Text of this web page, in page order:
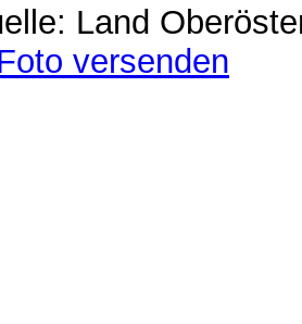
Land
versenden